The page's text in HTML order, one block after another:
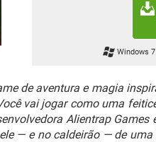
Windows
de aventura e magia
vai jogar como uma
Alientrap Games
— e no caldeirão — de